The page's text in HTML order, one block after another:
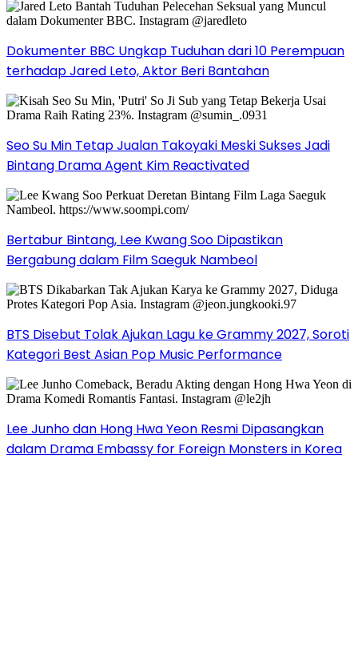
Dokumenter BBC Ungkap Tuduhan dari 10 Perempuan
terhadap Jared Leto, Aktor Beri Bantahan
Seo Su Min Tetap Jualan Takoyaki Meski Sukses Jadi
Bintang Drama Agent Kim Reactivated
Bertabur Bintang, Lee Kwang Soo Dipastikan
Bergabung dalam Film Saeguk Nambeol
BTS Disebut Tolak Ajukan Lagu ke Grammy 2027, Soroti
Kategori Best Asian Pop Music Performance
Lee Junho dan Hong Hwa Yeon Resmi Dipasangkan
dalam Drama Embassy for Foreign Monsters in Korea